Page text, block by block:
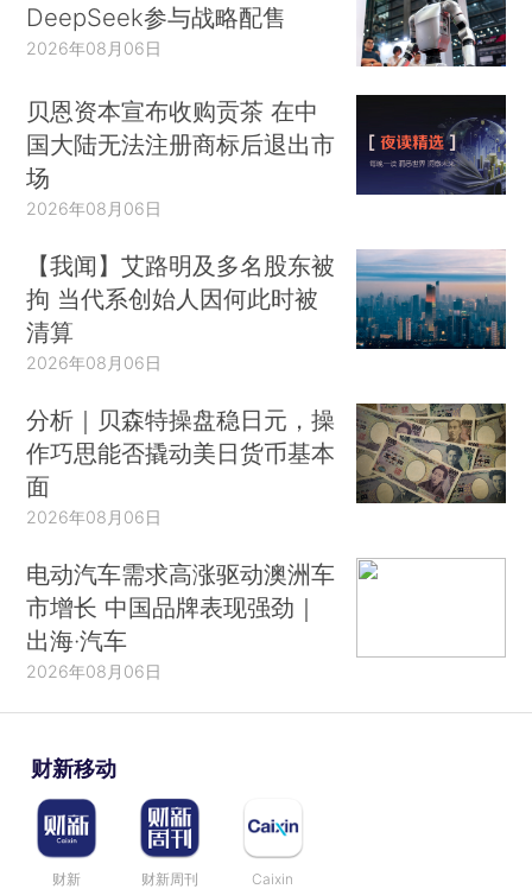
DeepSeek参与战略配售
2026年08月06日
贝恩资本宣布收购贡茶 在中
国大陆无法注册商标后退出市
场
2026年08月06日
【我闻】艾路明及多名股东被
拘 当代系创始人因何此时被
清算
2026年08月06日
分析｜贝森特操盘稳日元，操
作巧思能否撬动美日货币基本
面
2026年08月06日
电动汽车需求高涨驱动澳洲车
市增长 中国品牌表现强劲｜
出海·汽车
2026年08月06日
财新移动
财新 财新周刊 Caixin